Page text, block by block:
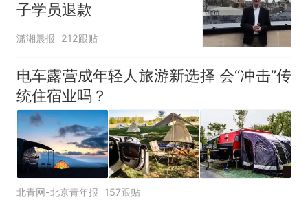
子学员退款
潇湘晨报 212跟贴
电车露营成年轻人旅游新选择 会“冲击”传
统住宿业吗？
北青网-北京青年报 157跟贴